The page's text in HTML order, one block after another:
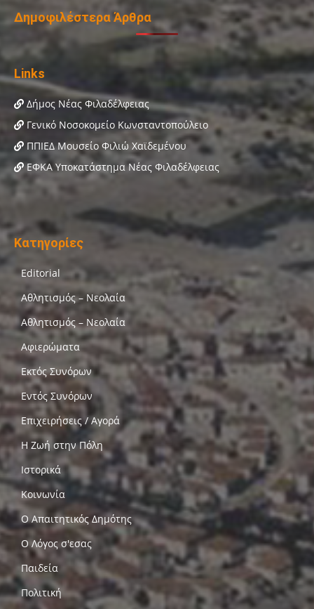
Δημοφιλέστερα Άρθρα
Links
Δήμος Νέας Φιλαδέλφειας
Γενικό Νοσοκομείο Κωνσταντοπούλειο
ΠΠΙΕΔ Μουσείο Φιλιώ Χαϊδεμένου
ΕΦΚΑ Υποκατάστημα Νέας Φιλαδέλφειας
Κατηγορίες
Editorial
Αθλητισμός – Νεολαία
Αθλητισμός – Νεολαία
Αφιερώματα
Εκτός Συνόρων
Εντός Συνόρων
Επιχειρήσεις / Αγορά
Η Ζωή στην Πόλη
Ιστορικά
Κοινωνία
Ο Απαιτητικός Δημότης
Ο Λόγος σ'εσας
Παιδεία
Πολιτική